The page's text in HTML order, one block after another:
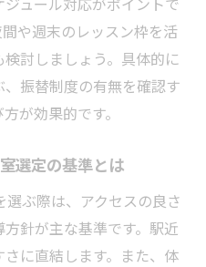
アノ教室選定と続けや
ル調整術を紹介
無理なく組み込むコツ
と両立する教室通いの
や週末のレッスン枠を活
討しましょう。具体的に
振替制度の有無を確認す
が効果的です。
選定の基準とは
ぶ際は、アクセスの良さ
針が主な基準です。駅近
に直結します。また、体